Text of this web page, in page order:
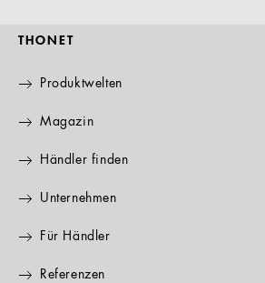
THONET
Produktwelten
Magazin
Händler finden
Unternehmen
Für Händler
Referenzen